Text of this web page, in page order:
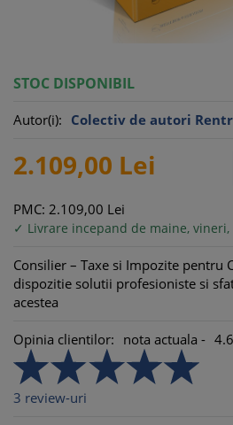
STOC DISPONIBIL
Autor(i): Colectiv de autori
2.109,00 Lei
PMC: 2.109,00 Lei
✓ Livrare incepand de maine, vineri,
Consilier – Taxe si Impozite pentru
dispozitie solutii profesioniste si
acestea
Opinia clientilor: nota actuala -
3 review-uri